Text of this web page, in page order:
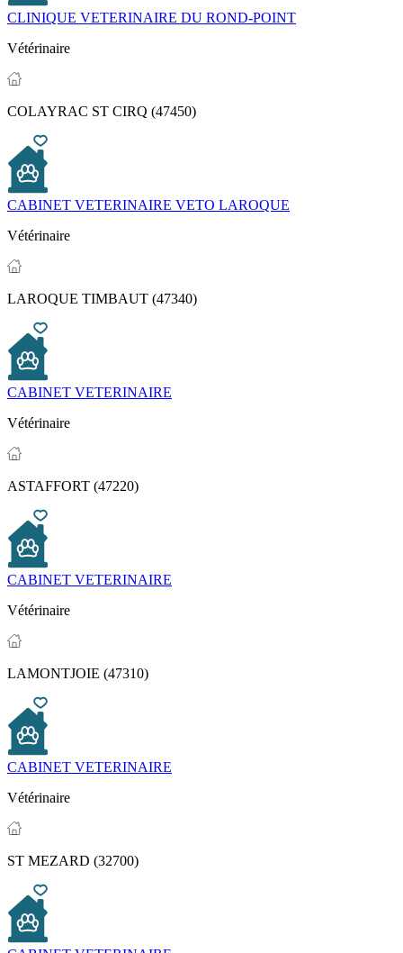
CLINIQUE VETERINAIRE DU ROND-POINT
Vétérinaire
COLAYRAC ST CIRQ (47450)
CABINET VETERINAIRE VETO LAROQUE
Vétérinaire
LAROQUE TIMBAUT (47340)
CABINET VETERINAIRE
Vétérinaire
ASTAFFORT (47220)
CABINET VETERINAIRE
Vétérinaire
LAMONTJOIE (47310)
CABINET VETERINAIRE
Vétérinaire
ST MEZARD (32700)